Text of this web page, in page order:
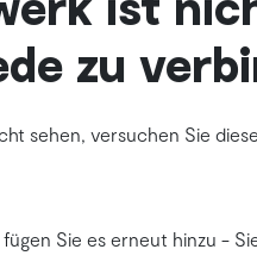
zu
sehen, versuchen Sie
Sie es erneut hinzu -